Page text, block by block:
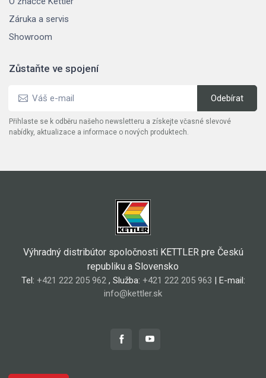
Záruka a servis
Showroom
Zůstaňte ve spojení
Přihlaste se k odběru našeho newsletteru a získejte včasné slevové
nabídky, aktualizace a informace o nových produktech.
Výhradný distribútor spoločnosti KETTLER pre Českú
republiku a Slovensko
Tel: +421 222 205 962, Služba: +421 222 205 963 | E-mail:
info@kettler.sk